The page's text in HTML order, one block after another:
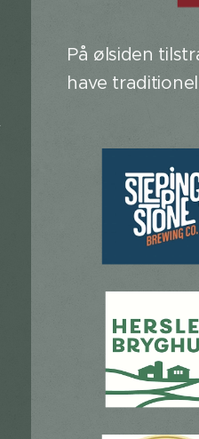
På ølsiden
have